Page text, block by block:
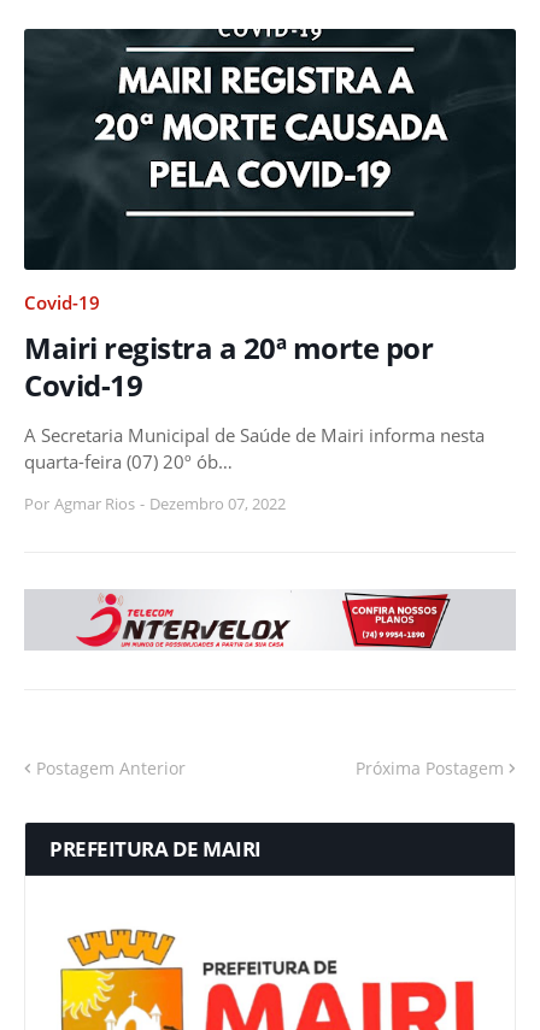
Covid-19
Mairi registra a 20ª morte por
Covid-19
A Secretaria Municipal de Saúde de Mairi informa nesta
quarta-feira (07) 20º ób…
Por Agmar Rios - Dezembro 07, 2022
Postagem Anterior Próxima Postagem
PREFEITURA DE MAIRI